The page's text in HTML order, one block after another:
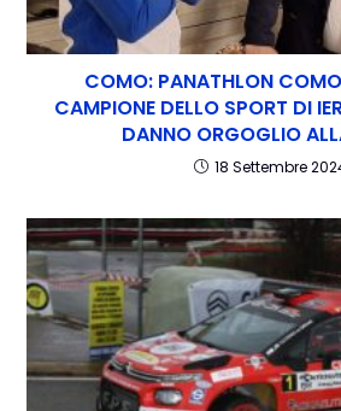
COMO: PANATHLON
CAMPIONE DELLO SPORT DI
DANNO ORGOGLIO
18 Settembre